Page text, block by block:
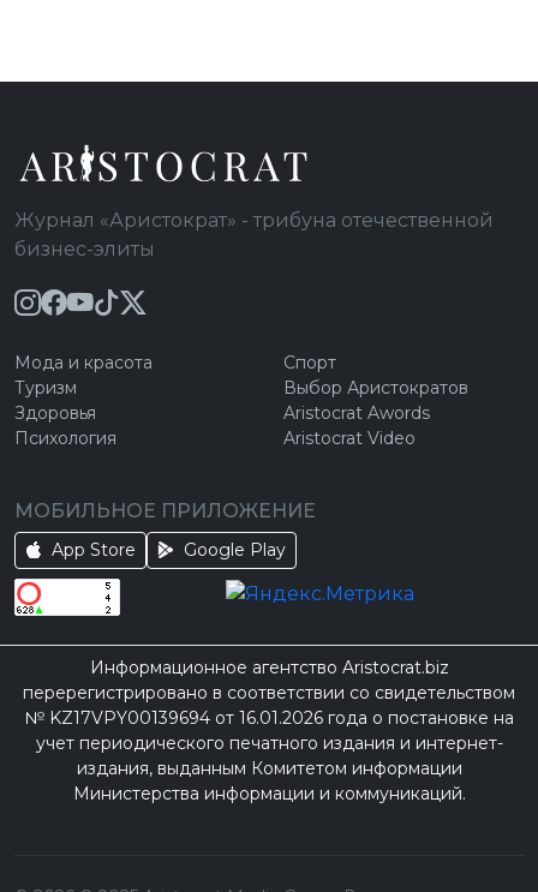
Журнал «Аристократ» - трибуна отечественной
бизнес-элиты
Мода и красота
Туризм
Здоровья
Психология
Спорт
Выбор Аристократов
Aristocrat Awords
Aristocrat Video
МОБИЛЬНОЕ ПРИЛОЖЕНИЕ
App Store Google Play
Информационное агентство Aristocrat.biz
перерегистрировано в соответствии со свидетельством
№ KZ17VPY00139694 от 16.01.2026 года о постановке на
учет периодического печатного издания и интернет-
издания, выданным Комитетом информации
Министерства информации и коммуникаций.